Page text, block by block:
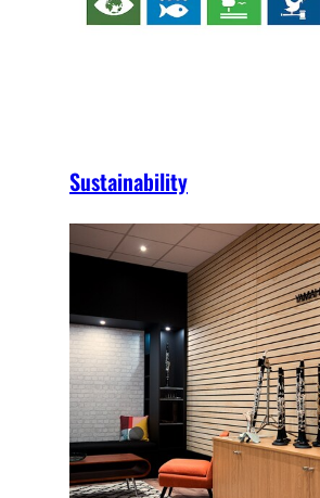
Sustainability